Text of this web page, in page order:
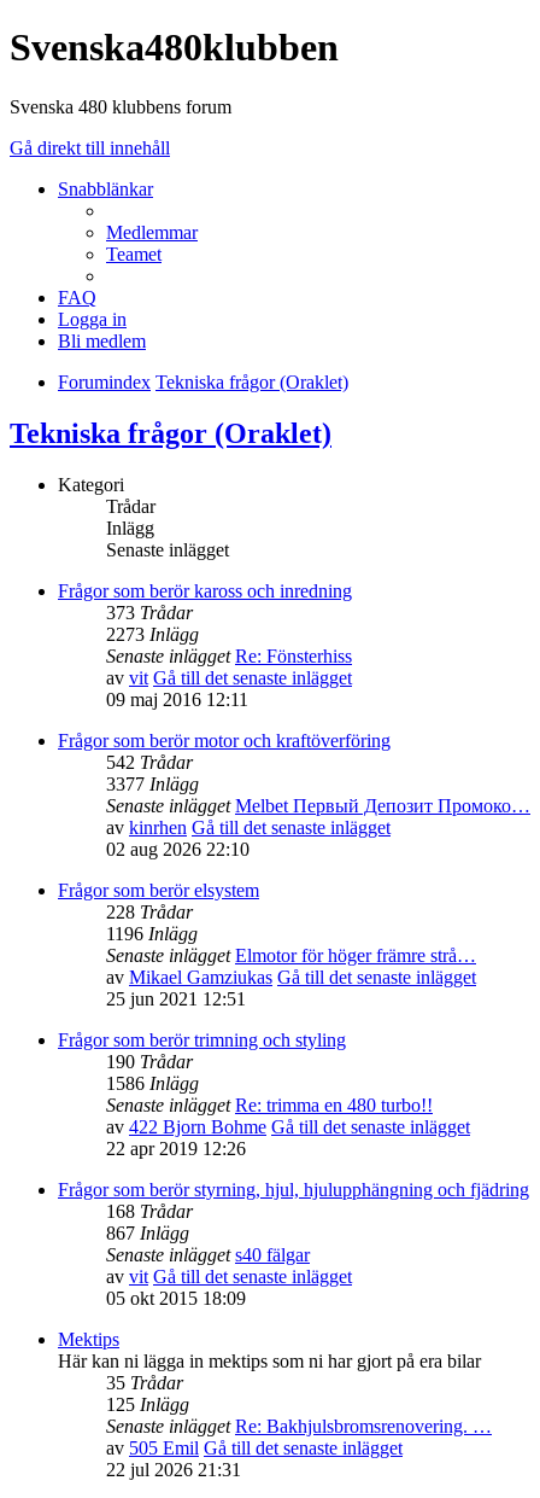
Svenska480klubben
Svenska 480 klubbens forum
Gå direkt till innehåll
Snabblänkar
Medlemmar
Teamet
FAQ
Logga in
Bli medlem
Forumindex Tekniska frågor (Oraklet)
Tekniska frågor (Oraklet)
Kategori
Trådar
Inlägg
Senaste inlägget
Frågor som berör kaross och inredning
373 Trådar
2273 Inlägg
Senaste inlägget Re: Fönsterhiss
av vit Gå till det senaste inlägget
09 maj 2016 12:11
Frågor som berör motor och kraftöverföring
542 Trådar
3377 Inlägg
Senaste inlägget Melbet Первый Депозит Промоко…
av kinrhen Gå till det senaste inlägget
02 aug 2026 22:10
Frågor som berör elsystem
228 Trådar
1196 Inlägg
Senaste inlägget Elmotor för höger främre strå…
av Mikael Gamziukas Gå till det senaste inlägget
25 jun 2021 12:51
Frågor som berör trimning och styling
190 Trådar
1586 Inlägg
Senaste inlägget Re: trimma en 480 turbo!!
av 422 Bjorn Bohme Gå till det senaste inlägget
22 apr 2019 12:26
Frågor som berör styrning, hjul, hjulupphängning och fjädring
168 Trådar
867 Inlägg
Senaste inlägget s40 fälgar
av vit Gå till det senaste inlägget
05 okt 2015 18:09
Mektips
Här kan ni lägga in mektips som ni har gjort på era bilar
35 Trådar
125 Inlägg
Senaste inlägget Re: Bakhjulsbromsrenovering. …
av 505 Emil Gå till det senaste inlägget
22 jul 2026 21:31